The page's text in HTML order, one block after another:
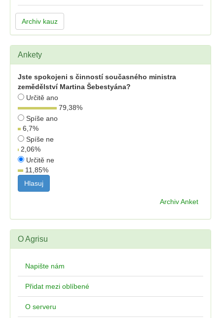
Archiv kauz
Ankety
Jste spokojeni s činností současného ministra
zemědělství Martina Šebestyána?
Určitě ano
79,38%
Spíše ano
6,7%
Spíše ne
2,06%
Určitě ne
11,85%
Archiv Anket
O Agrisu
Napište nám
Přidat mezi oblíbené
O serveru